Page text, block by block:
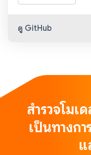
ดู GitHub
สำรวจโมเ
เป็นทางก
แ